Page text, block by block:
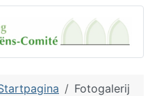
Fotogalerij